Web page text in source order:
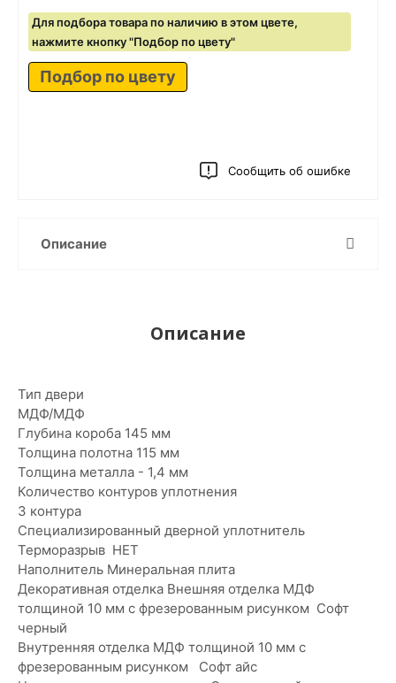
Для подбора товара по наличию в этом цвете,
нажмите кнопку "Подбор по цвету"
Подбор по цвету
Сообщить об ошибке
Описание
Описание
Тип двери
МДФ/МДФ
Глубина короба 145 мм
Толщина полотна 115 мм
Толщина металла - 1,4 мм
Количество контуров уплотнения
3 контура
Специализированный дверной уплотнитель
Терморазрыв НЕТ
Наполнитель Минеральная плита
Декоративная отделка Внешняя отделка МДФ
толщиной 10 мм с фрезерованным рисунком Софт
черный
Внутренняя отделка МДФ толщиной 10 мм с
фрезерованным рисунком Софт айс